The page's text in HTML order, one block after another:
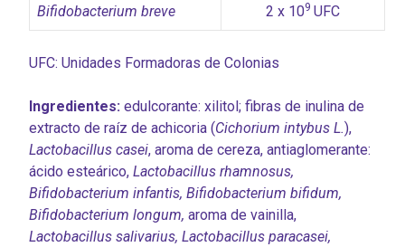
Bifidobacterium breve 2 x 109 UFC
UFC: Unidades Formadoras de Colonias
Ingredientes: edulcorante: xilitol; fibras de inulina de
extracto de raíz de achicoria (Cichorium intybus L.),
Lactobacillus casei, aroma de cereza, antiaglomerante:
ácido esteárico, Lactobacillus rhamnosus,
Bifidobacterium infantis, Bifidobacterium bifidum,
Bifidobacterium longum, aroma de vainilla,
Lactobacillus salivarius, Lactobacillus paracasei,